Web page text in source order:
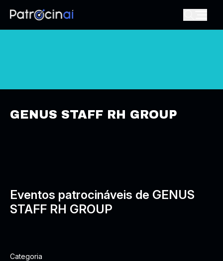
GENUS STAFF RH GROUP
Eventos patrocináveis de GENUS
STAFF RH GROUP
Categoria